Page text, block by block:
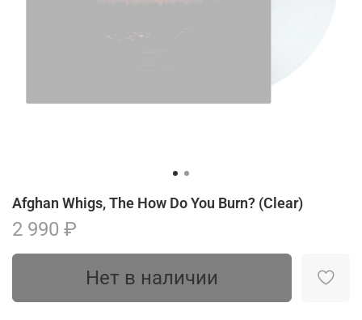
Afghan Whigs, The How Do You Burn? (Clear)
2 990 ₽
Нет в наличии